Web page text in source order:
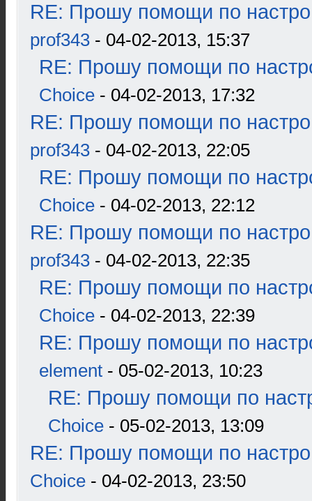
RE: Прошу помощи по
prof343 - 04-02-2013, 15:37
RE: Прошу помощи по
Choice - 04-02-2013, 17:32
RE: Прошу помощи по
prof343 - 04-02-2013, 22:05
RE: Прошу помощи по
Choice - 04-02-2013, 22:12
RE: Прошу помощи по
prof343 - 04-02-2013, 22:35
RE: Прошу помощи по
Choice - 04-02-2013, 22:39
RE: Прошу помощи по
element - 05-02-2013, 10:23
RE: Прошу помощи по
Choice - 05-02-2013, 13:09
RE: Прошу помощи по
Choice - 04-02-2013, 23:50